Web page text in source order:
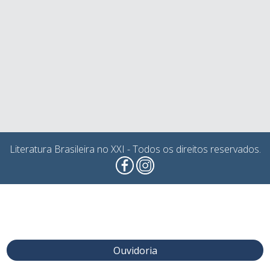
Literatura Brasileira no XXI - Todos os direitos reservados.
Ouvidoria